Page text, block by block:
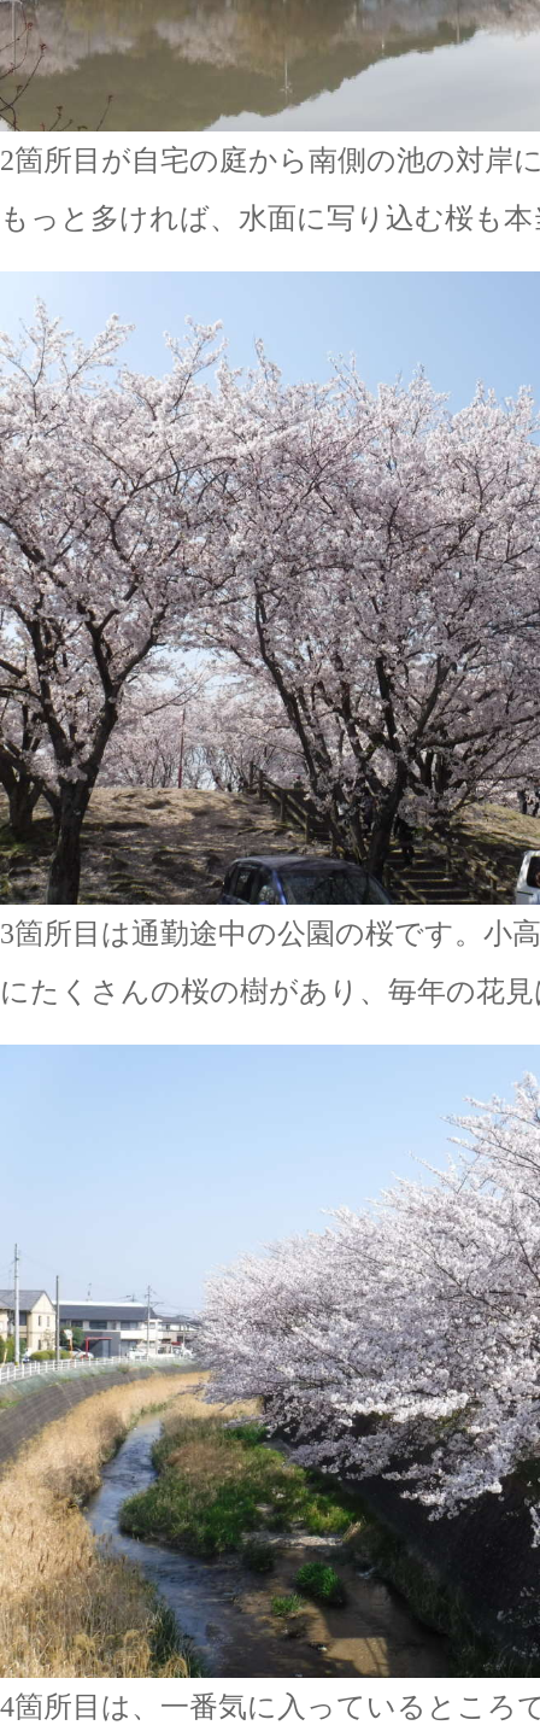
2箇所目が自宅の庭から南側の池の対岸
もっと多ければ、水面に写り込む桜も
3箇所目は通勤途中の公園の桜です。小
にたくさんの桜の樹があり、毎年の花
4箇所目は、一番気に入っているところ